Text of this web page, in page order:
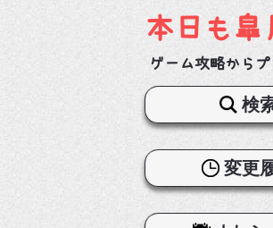
本日も皐
ゲーム攻略から
検
変更